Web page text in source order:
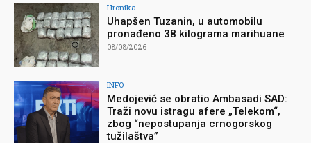
Hronika
Uhapšen Tuzanin, u automobilu
pronađeno 38 kilograma marihuane
08/08/2026
INFO
Medojević se obratio Ambasadi SAD:
Traži novu istragu afere „Telekom“,
zbog “nepostupanja crnogorskog
tužilaštva”